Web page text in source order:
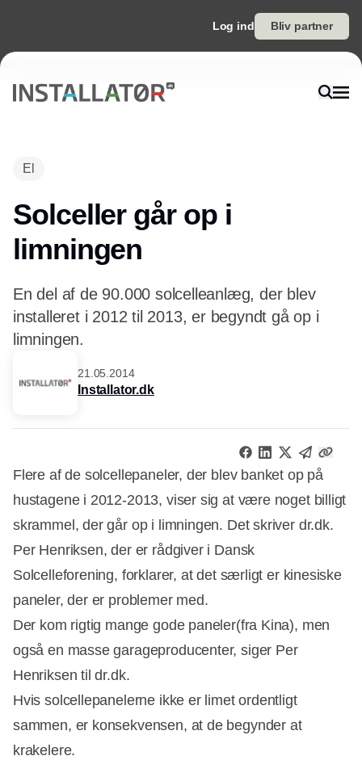
Log ind Bliv partner
El
Solceller går op i
limningen
En del af de 90.000 solcelleanlæg, der blev
installeret i 2012 til 2013, er begyndt gå op i
limningen.
21.05.2014
Installator.dk
Flere af de solcellepaneler, der blev banket op på
hustagene i 2012-2013, viser sig at være noget billigt
skrammel, der går op i limningen. Det skriver dr.dk.
Per Henriksen, der er rådgiver i Dansk
Solcelleforening, forklarer, at det særligt er kinesiske
paneler, der er problemer med.
Annonce
Der kom rigtig mange gode paneler(fra Kina), men
også en masse garageproducenter, siger Per
Henriksen til dr.dk.
Hvis solcellepanelerne ikke er limet ordentligt
sammen, er konsekvensen, at de begynder at
krakelere.